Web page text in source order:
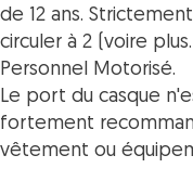
de 12 ans.
circuler à 2 (voire
Personnel Motorisé.
Le port du casque
fortement
vêtement ou